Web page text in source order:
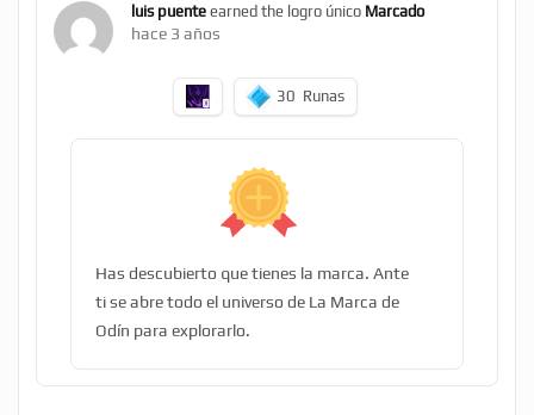
luis puente earned the logro único Marcado
hace 3 años
30 Runas
Has descubierto que tienes la marca. Ante
ti se abre todo el universo de La Marca de
Odín para explorarlo.